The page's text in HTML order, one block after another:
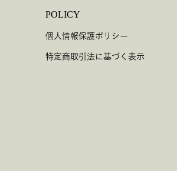
POLICY
個人情報保護ポリシー
特定商取引法に基づく表示